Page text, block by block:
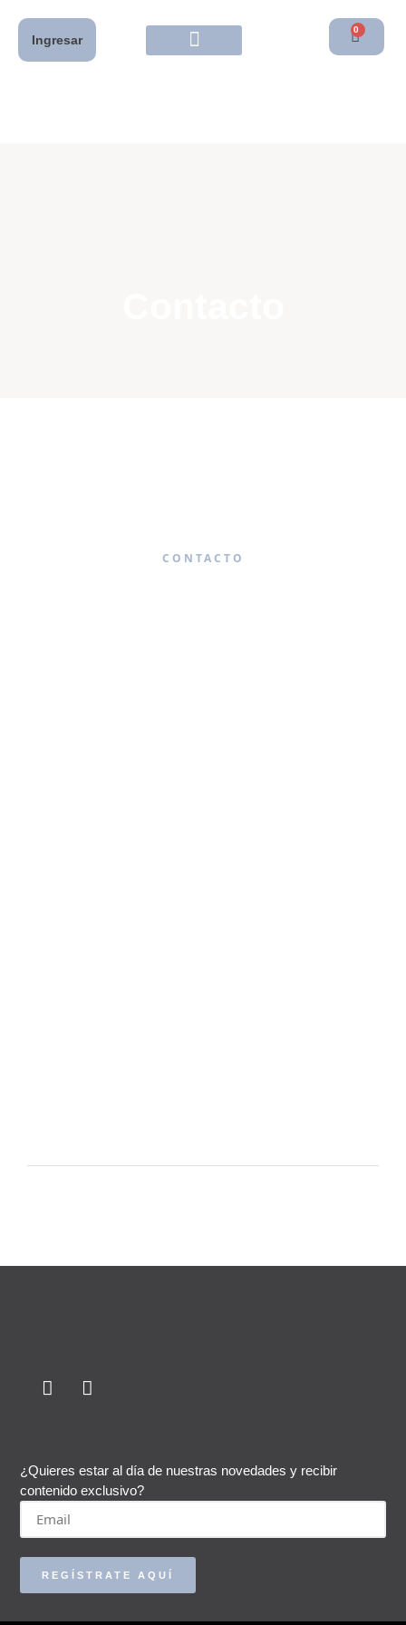
Ingresar
0
CONTACTO
¿Quieres estar al día de nuestras novedades y recibir
contenido exclusivo?
REGÍSTRATE AQUÍ